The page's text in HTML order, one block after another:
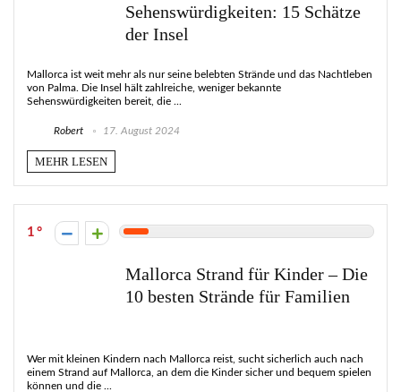
Sehenswürdigkeiten: 15 Schätze
der Insel
Mallorca ist weit mehr als nur seine belebten Strände und das Nachtleben
von Palma. Die Insel hält zahlreiche, weniger bekannte
Sehenswürdigkeiten bereit, die ...
Robert 17. August 2024
MEHR LESEN
1
Mallorca Strand für Kinder – Die
10 besten Strände für Familien
Wer mit kleinen Kindern nach Mallorca reist, sucht sicherlich auch nach
einem Strand auf Mallorca, an dem die Kinder sicher und bequem spielen
können und die ...